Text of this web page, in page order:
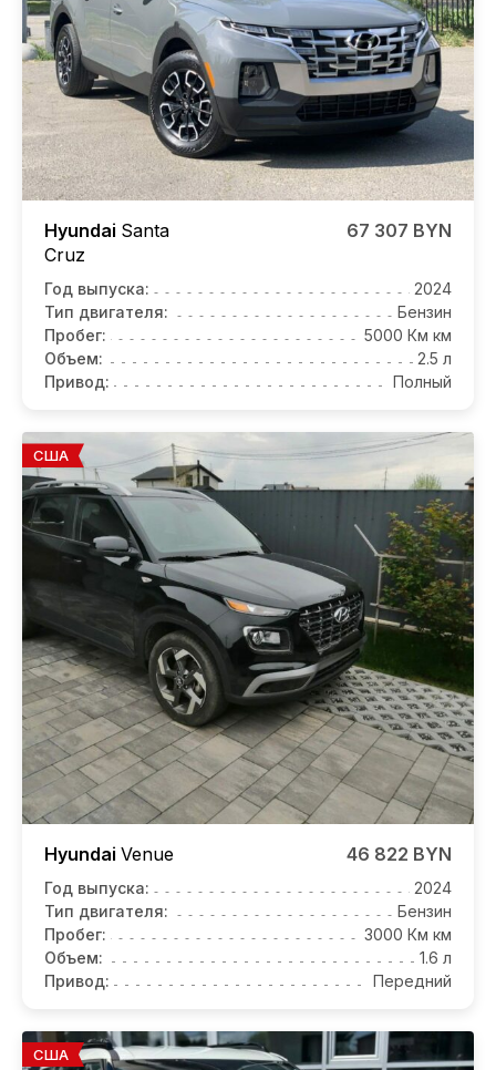
Hyundai Santa
Cruz
67 307 BYN
Год выпуска:
2024
Тип двигателя:
Бензин
Пробег:
5000 Км км
Объем:
2.5 л
Привод:
Полный
США
Hyundai Venue 46 822 BYN
Год выпуска:
2024
Тип двигателя:
Бензин
Пробег:
3000 Км км
Объем:
1.6 л
Привод:
Передний
США